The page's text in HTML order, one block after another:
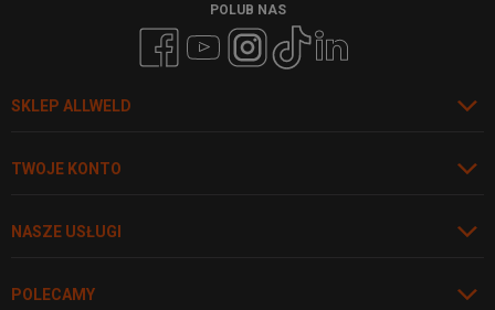
SKLEP ALLWELD
TWOJE KONTO
NASZE USŁUGI
POLECAMY
POLUB NAS